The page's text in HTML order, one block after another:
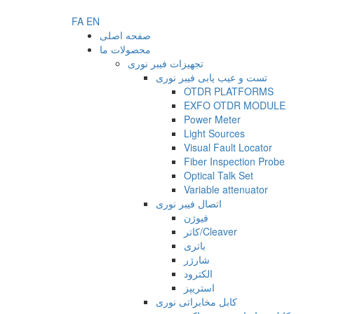
FA EN
صفحه اصلی
محصولات ما
تجهیزات فیبر نوری
تست و عیب یابی فیبر نوری
OTDR PLATFORMS
EXFO OTDR MODULE
Power Meter
Light Sources
Visual Fault Locator
Fiber Inspection Probe
Optical Talk Set
Variable attenuator
اتصال فیبر نوری
فیوژن
کاتر/Cleaver
باتری
شارژر
الکترود
استریپز
کابل مخابراتی نوری